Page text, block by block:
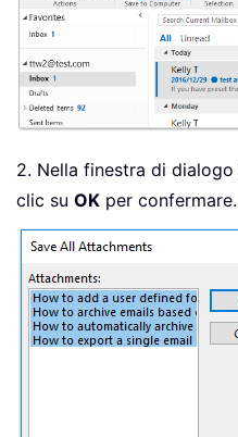
2. Nella finestra di dialogo
clic su OK per confermare.